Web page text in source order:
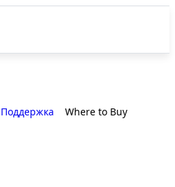
Поддержка Where to Buy